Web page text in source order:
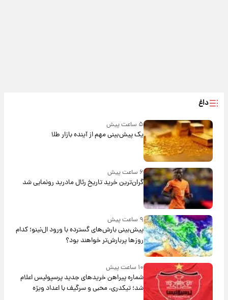
داغ
۵ ساعت پیش
یک پیش‌بینی مهم از آینده بازار طلا
۶ ساعت پیش
گران‌ترین خرید تاریخ رئال مادرید رونمایی شد
۹ ساعت پیش
پیش‌بینی بارش‌های گسترده با ورود ال‌نینو؛ کدام
روزها پربارش‌تر خواهند بود؟
۱۰ ساعت پیش
شماره پیراهن خریدهای جدید پرسپولیس اعلام
شد؛ تیکدری، محبی و سرگیف با اعداد ویژه